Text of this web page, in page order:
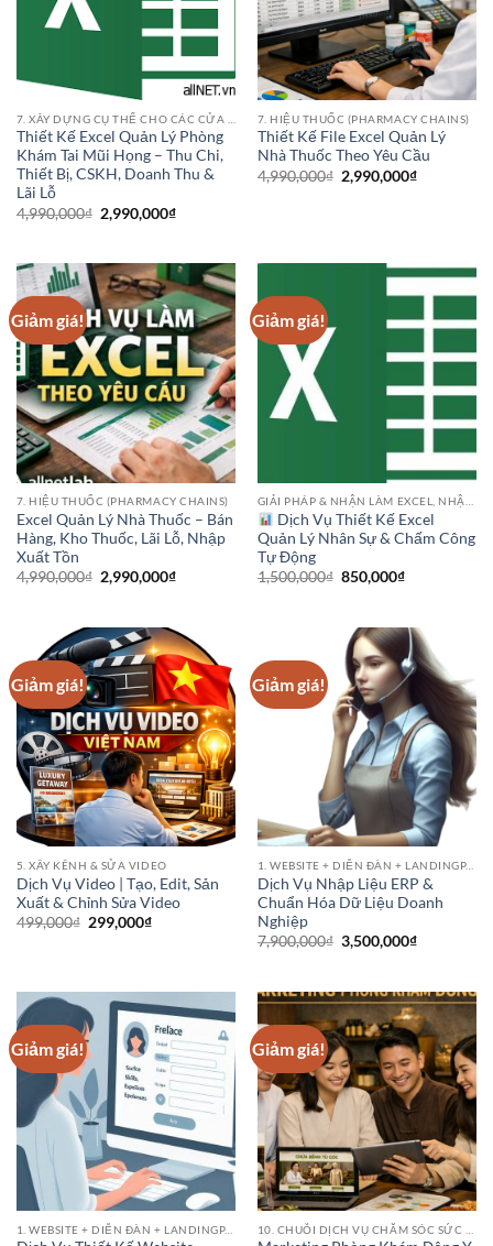
Thiết Kế Excel Quản Lý Phòng
Khám Tai Mũi Họng – Thu Chi,
Thiết Bị, CSKH, Doanh Thu &
Lãi Lỗ
4,990,000₫ Giá
gốc
2,990,000₫Giá
2,990,000₫.
7. HIỆU THUỐC (PHARMACY CHAINS)
Thiết Kế File Excel Quản Lý
Nhà Thuốc Theo Yêu Cầu
4,990,000₫ Giá
gốc
2,990,000₫Giá
Giảm giá!
7. HIỆU THUỐC (PHARMACY CHAINS)
Excel Quản Lý Nhà Thuốc – Bán
Hàng, Kho Thuốc, Lãi Lỗ, Nhập
Xuất Tồn
4,990,000₫ Giá
gốc
2,990,000₫Giá
2,990,000₫.
Giảm giá!
Dịch Vụ Thiết Kế Excel
Quản Lý Nhân Sự & Chấm Công
Tự Động
1,500,000₫ Giá
850,000₫Giá
850,000₫.
Giảm giá!
5. XÂY KÊNH & SỬA VIDEO
Dịch Vụ Video | Tạo, Edit, Sản
Xuất & Chỉnh Sửa Video
499,000₫ Giá
299,000₫Giá
Giảm giá!
1. WEBSITE + DIỄN ĐÀN + LANDINGPAGE
Dịch Vụ Nhập Liệu ERP &
Chuẩn Hóa Dữ Liệu Doanh
Nghiệp
7,900,000₫ Giá
gốc
3,500,000₫Giá
Giảm giá!
1. WEBSITE + DIỄN ĐÀN + LANDINGPAGE
Giảm giá!